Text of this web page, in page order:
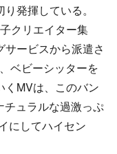
発揮している。
クリエイター集
ービスから派遣さ
ベビーシッターを
くMVは、このバン
チュラルな過激っぷ
にしてハイセン